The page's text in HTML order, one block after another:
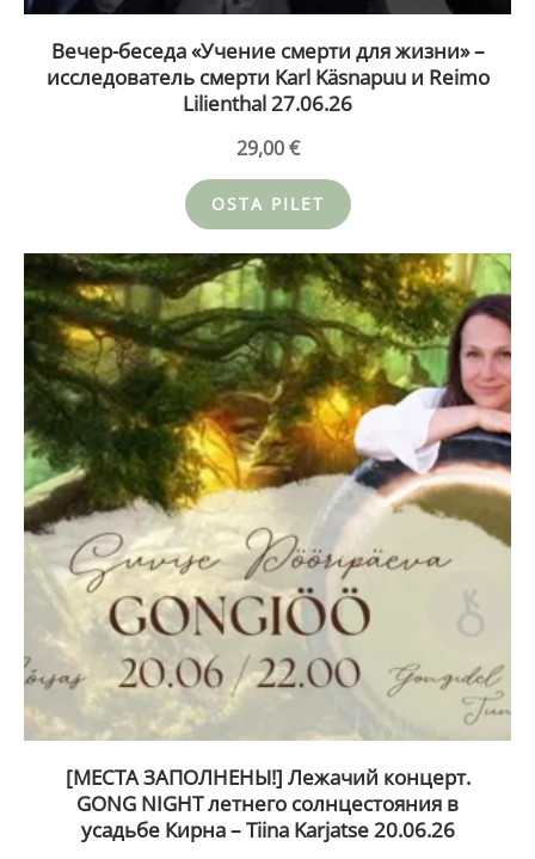
Вечер-беседа «Учение смерти для жизни» –
исследователь смерти Karl Käsnapuu и Reimo
Lilienthal 27.06.26
29,00€
OSTA PILET
[МЕСТА ЗАПОЛНЕНЫ!] Лежачий концерт.
GONG NIGHT летнего солнцестояния в
усадьбе Кирна – Tiina Karjatse 20.06.26